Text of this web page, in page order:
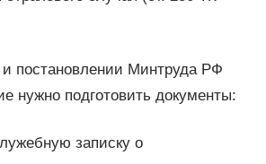
постановлении Минтруда РФ
нужно подготовить документы:
записку о